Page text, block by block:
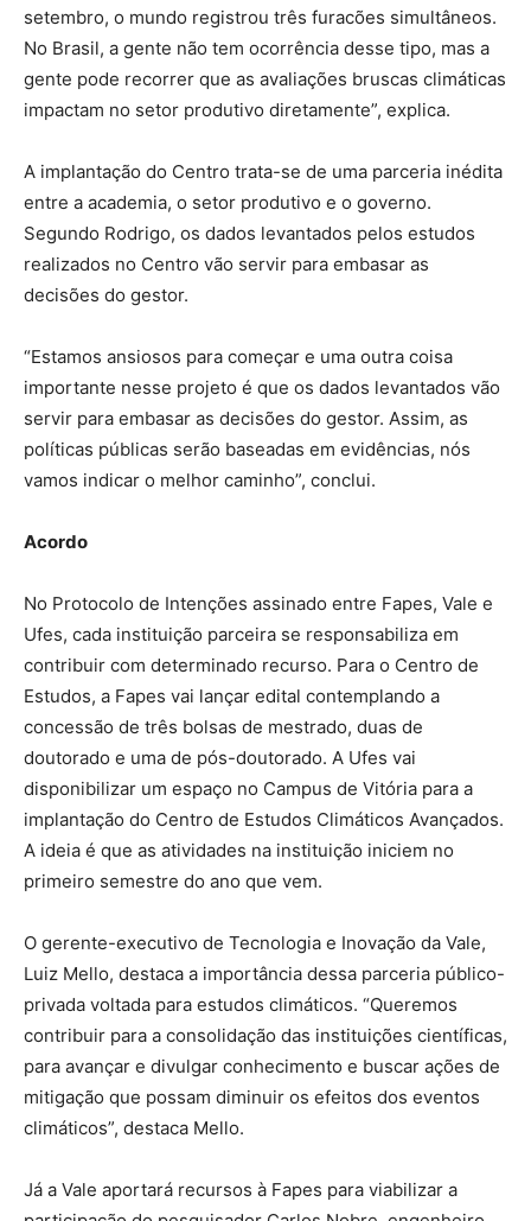
setembro, o mundo registrou três furacões simultâneos.
No Brasil, a gente não tem ocorrência desse tipo, mas a
gente pode recorrer que as avaliações bruscas climáticas
impactam no setor produtivo diretamente”, explica.
A implantação do Centro trata-se de uma parceria inédita
entre a academia, o setor produtivo e o governo.
Segundo Rodrigo, os dados levantados pelos estudos
realizados no Centro vão servir para embasar as
decisões do gestor.
“Estamos ansiosos para começar e uma outra coisa
importante nesse projeto é que os dados levantados vão
servir para embasar as decisões do gestor. Assim, as
políticas públicas serão baseadas em evidências, nós
vamos indicar o melhor caminho”, conclui.
Acordo
No Protocolo de Intenções assinado entre Fapes, Vale e
Ufes, cada instituição parceira se responsabiliza em
contribuir com determinado recurso. Para o Centro de
Estudos, a Fapes vai lançar edital contemplando a
concessão de três bolsas de mestrado, duas de
doutorado e uma de pós-doutorado. A Ufes vai
disponibilizar um espaço no Campus de Vitória para a
implantação do Centro de Estudos Climáticos Avançados.
A ideia é que as atividades na instituição iniciem no
primeiro semestre do ano que vem.
O gerente-executivo de Tecnologia e Inovação da Vale,
Luiz Mello, destaca a importância dessa parceria público-
privada voltada para estudos climáticos. “Queremos
contribuir para a consolidação das instituições científicas,
para avançar e divulgar conhecimento e buscar ações de
mitigação que possam diminuir os efeitos dos eventos
climáticos”, destaca Mello.
Já a Vale aportará recursos à Fapes para viabilizar a